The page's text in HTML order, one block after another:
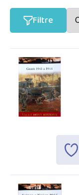
Filtre